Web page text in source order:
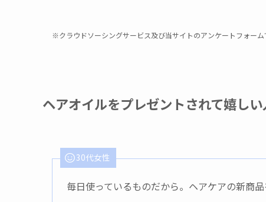
※クラウドソーシングサービス及び当サイトのアンケートフォー
ヘアオイルをプレゼントされて嬉し
30代女性
毎日使っているものだから。ヘアケアの新商品